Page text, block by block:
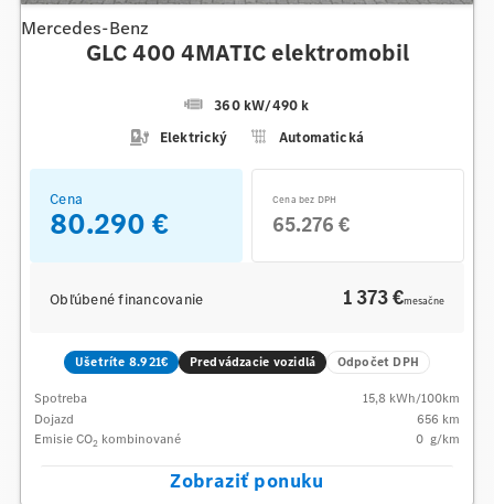
Mercedes-Benz
GLC 400 4MATIC elektromobil
360 kW/490 k
Elektrický
Automatická
Cena
80.290 €
Cena bez DPH
65.276 €
Obľúbené financovanie 1 373 €mesačne
Ušetríte 8.921€ Predvádzacie vozidlá Odpočet DPH
Spotreba 15,8 kWh/100km
Dojazd
656 km
Emisie CO2 kombinované 0 g/km
Zobraziť ponuku